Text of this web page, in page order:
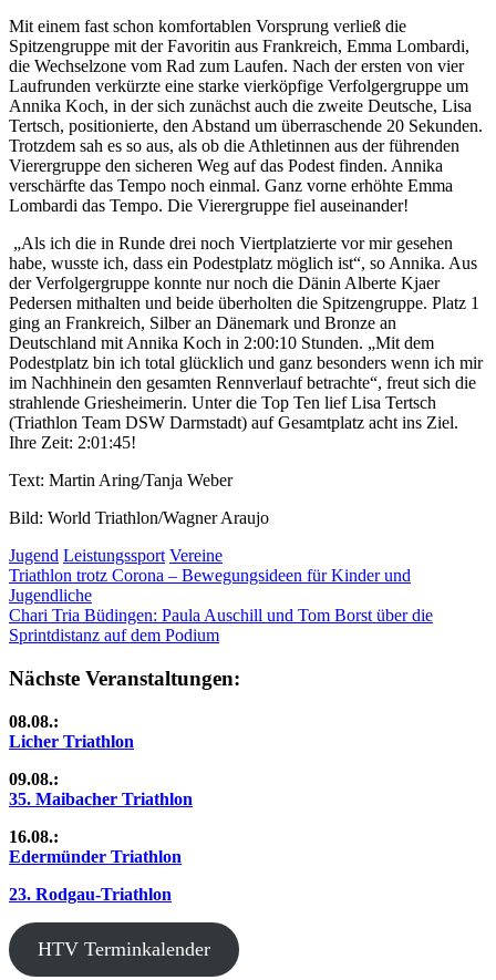
Mit einem fast schon komfortablen Vorsprung verließ die
Spitzengruppe mit der Favoritin aus Frankreich, Emma Lombardi,
die Wechselzone vom Rad zum Laufen. Nach der ersten von vier
Laufrunden verkürzte eine starke vierköpfige Verfolgergruppe um
Annika Koch, in der sich zunächst auch die zweite Deutsche, Lisa
Tertsch, positionierte, den Abstand um überraschende 20 Sekunden.
Trotzdem sah es so aus, als ob die Athletinnen aus der führenden
Vierergruppe den sicheren Weg auf das Podest finden. Annika
verschärfte das Tempo noch einmal. Ganz vorne erhöhte Emma
Lombardi das Tempo. Die Vierergruppe fiel auseinander!
„Als ich die in Runde drei noch Viertplatzierte vor mir gesehen
habe, wusste ich, dass ein Podestplatz möglich ist“, so Annika. Aus
der Verfolgergruppe konnte nur noch die Dänin Alberte Kjaer
Pedersen mithalten und beide überholten die Spitzengruppe. Platz 1
ging an Frankreich, Silber an Dänemark und Bronze an
Deutschland mit Annika Koch in 2:00:10 Stunden. „Mit dem
Podestplatz bin ich total glücklich und ganz besonders wenn ich mir
im Nachhinein den gesamten Rennverlauf betrachte“, freut sich die
strahlende Griesheimerin. Unter die Top Ten lief Lisa Tertsch
(Triathlon Team DSW Darmstadt) auf Gesamtplatz acht ins Ziel.
Ihre Zeit: 2:01:45!
Text: Martin Aring/Tanja Weber
Bild: World Triathlon/Wagner Araujo
Jugend Leistungssport Vereine
Beitragsnavigation
Vorheriger
Beitrag:
Triathlon trotz Corona – Bewegungsideen für Kinder und
Jugendliche
Nächster
Beitrag:
Chari Tria Büdingen: Paula Auschill und Tom Borst über die
Sprintdistanz auf dem Podium
Nächste Veranstaltungen:
08.08.:
Licher Triathlon
09.08.:
35. Maibacher Triathlon
16.08.:
Edermünder Triathlon
23. Rodgau-Triathlon
HTV Terminkalender